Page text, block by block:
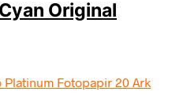
Original